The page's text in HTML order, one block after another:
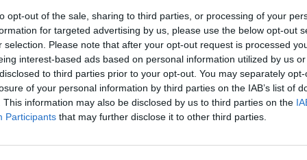
opt-out of the sale, sharing to third parties, or processing of your
for targeted advertising by us, please use the below opt-out
selection. Please note that after your opt-out request is processed
interest-based ads based on personal information utilized by us
to third parties prior to your opt-out. You may separately
of your personal information by third parties on the IAB’s list of
This information may also be disclosed by us to third parties on the
Participants that may further disclose it to other third parties.
tom usnesli dnes, když
akčnímu plánu. Unijní
produkci a snížit
na nestabilitu na světových
Íránu.
blíží době před